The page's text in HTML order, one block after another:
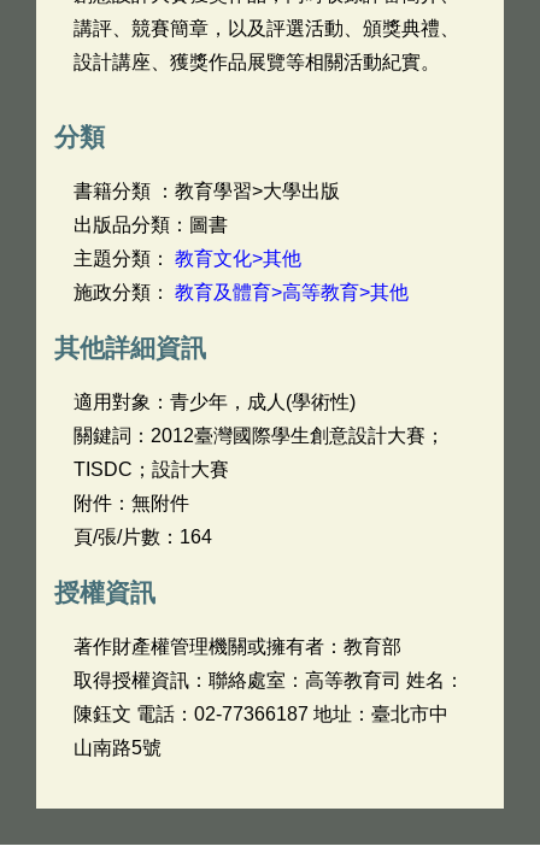
講評、競賽簡章，以及評選活動、頒獎典禮、
設計講座、獲獎作品展覽等相關活動紀實。
分類
書籍分類 ：教育學習>大學出版
出版品分類：圖書
主題分類： 教育文化>其他
施政分類： 教育及體育>高等教育>其他
其他詳細資訊
適用對象：青少年，成人(學術性)
關鍵詞：2012臺灣國際學生創意設計大賽；
TISDC；設計大賽
附件：無附件
頁/張/片數：164
授權資訊
著作財產權管理機關或擁有者：教育部
取得授權資訊：聯絡處室：高等教育司 姓名：
陳鈺文 電話：02-77366187 地址：臺北市中
山南路5號